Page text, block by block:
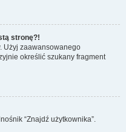
stronę?!
Użyj zaawansowanego
określić szukany fragment
“Znajdź użytkownika”.